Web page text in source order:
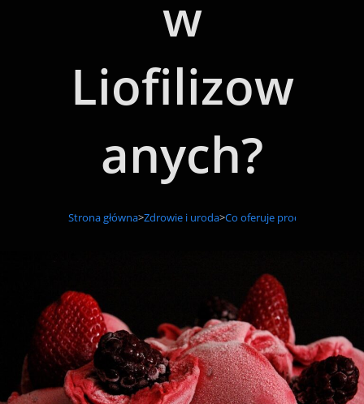
W
Liofilizow
Anych?
Strona główna>Zdrowie i uroda>Co oferuje producent